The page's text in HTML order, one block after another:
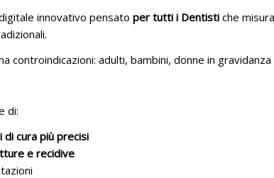
innovativo pensato per tutti i Dentisti che
controindicazioni: adulti, bambini, donne in
di:
di cura più precisi
e recidive